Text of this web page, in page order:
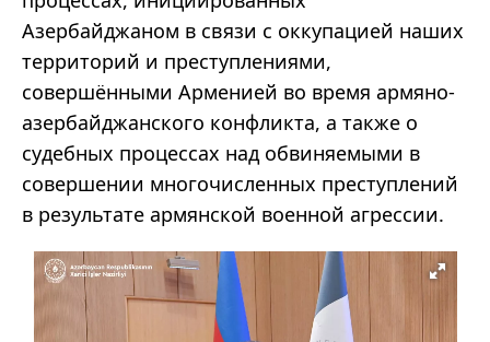
Азербайджаном в связи с оккупацией наших
территорий и преступлениями,
совершёнными Арменией во время армяно-
азербайджанского конфликта, а также о
судебных процессах над обвиняемыми в
совершении многочисленных преступлений
в результате армянской военной агрессии.